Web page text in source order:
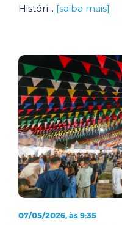
Históri... [saiba mais]
07/05/2026, às 9:35